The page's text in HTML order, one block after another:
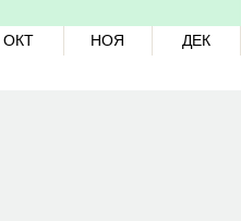
ОКТ НОЯ ДЕК